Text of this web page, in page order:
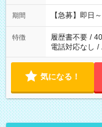
期間 【急募】即日
特徴 履歴書不要 /
電話対応なし /
気になる！